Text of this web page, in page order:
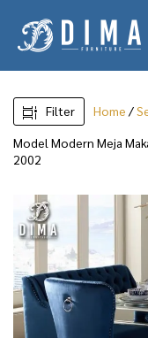
Filter Home /
Model Modern Meja
2002